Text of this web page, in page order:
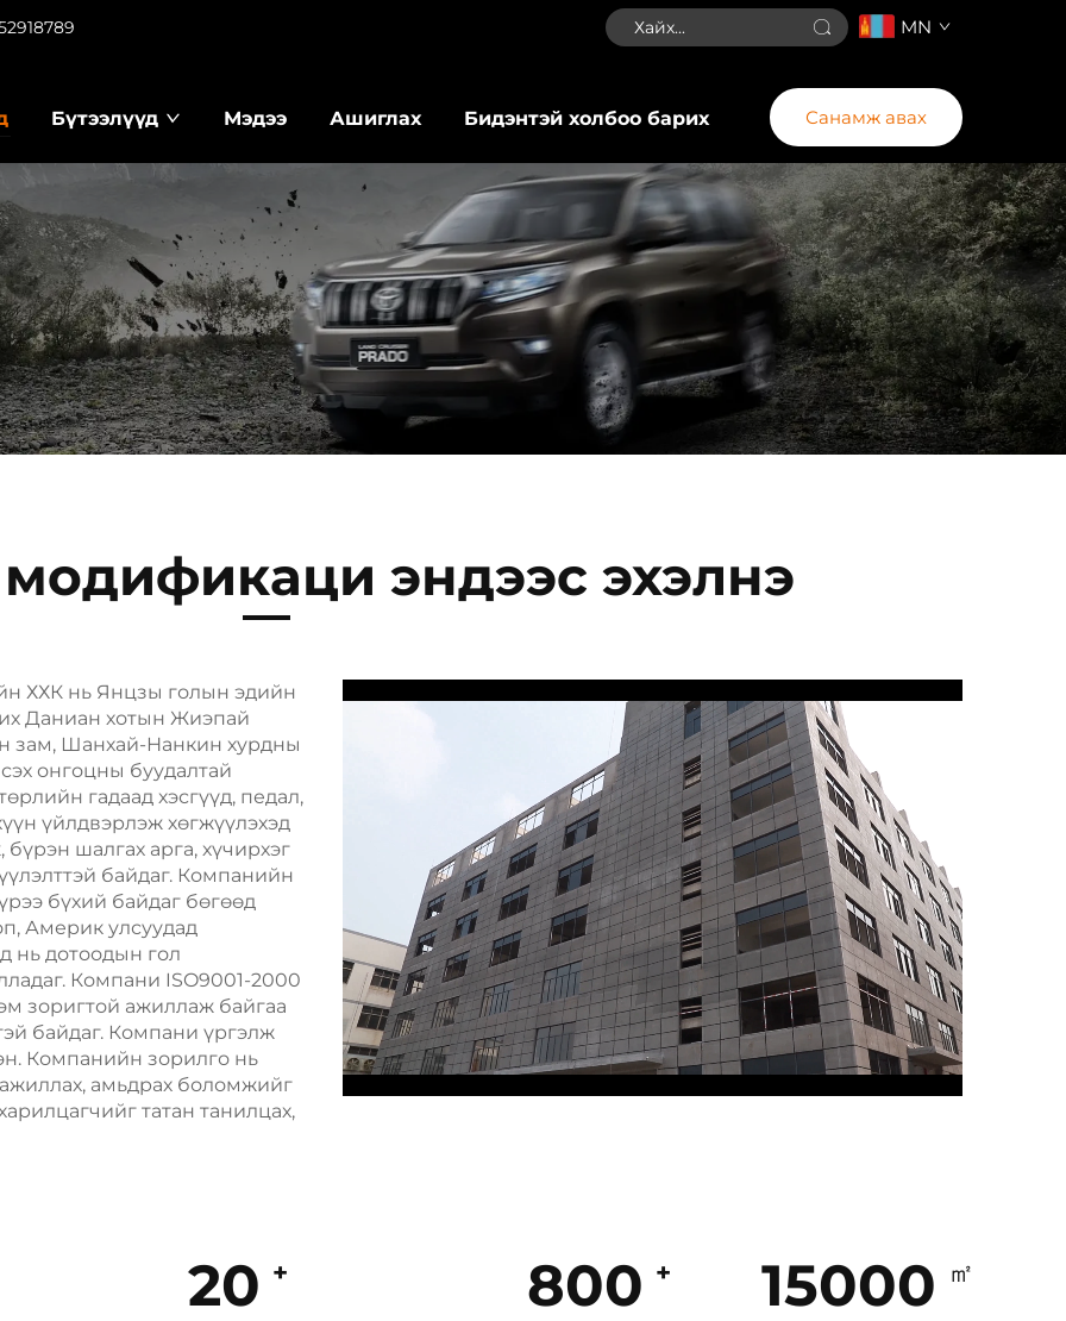
MN
Бүтээлүүд Мэдээ Ашиглах Бидэнтэй холбоо барих Санамж авах
эндээс эхэлнэ
ХХК нь Янцзы голын эдийн
Даниан хотын Жиэпай
зам, Шанхай-Нанкин хурдны
онгоцны буудалтай
гадаад хэсгүүд, педал,
үйлдвэрлэж хөгжүүлэхэд
шалгах арга, хүчирхэг
байдаг. Компанийн
бүхий байдаг бөгөөд
Америк улсуудад
нь дотоодын гол
Компани ISO9001-2000
зоригтой ажиллаж байгаа
байдаг. Компани үргэлж
Компанийн зорилго нь
амьдрах боломжийг
татан танилцах,
20 800 15000